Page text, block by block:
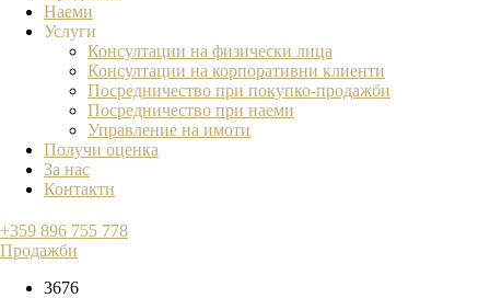
Наеми
Услуги
Консултации на физически лица
Консултации на корпоративни клиенти
Посредничество при покупко-продажби
Посредничество при наеми
Управление на имоти
Получи оценка
За нас
Контакти
+359 896 755 778
Продажби
3676